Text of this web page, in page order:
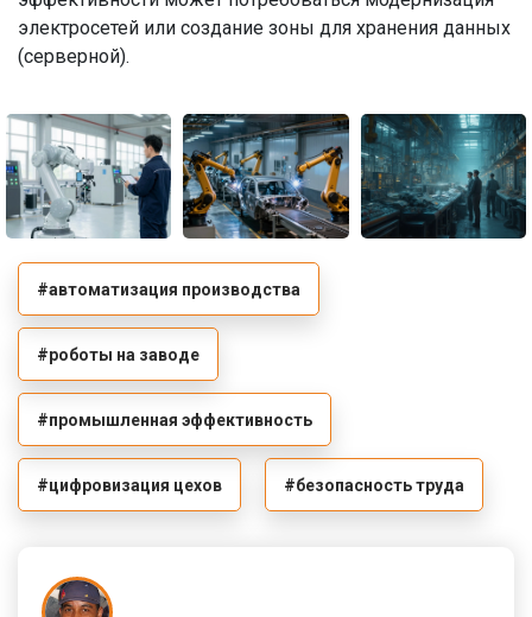
электросетей или создание зоны для хранения данных
(серверной).
#автоматизация производства
#роботы на заводе
#промышленная эффективность
#цифровизация цехов #безопасность труда